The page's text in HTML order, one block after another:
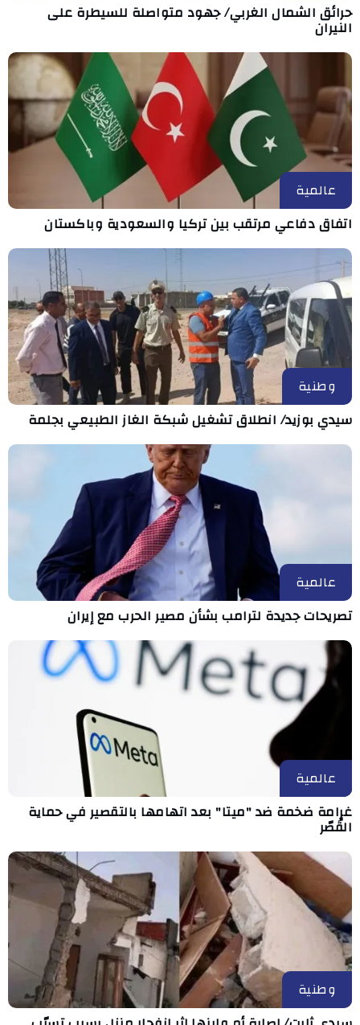
حرائق الشمال الغربي/ جهود متواصلة للسيطرة على
النيران
عالمية
اتفاق دفاعي مرتقب بين تركيا والسعودية وباكستان
وطنية
سيدي بوزيد/ انطلاق تشغيل شبكة الغاز الطبيعي بجلمة
عالمية
تصريحات جديدة لترامب بشأن مصير الحرب مع إيران
عالمية
غرامة ضخمة ضد "ميتا" بعد اتهامها بالتقصير في حماية
القُصّر
وطنية